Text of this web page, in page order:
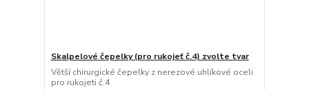
Skalpelové čepelky (pro rukojeť č.4) zvolte tvar
Větší chirurgické čepelky z nerezové uhlíkové oceli
pro rukojeti č.4